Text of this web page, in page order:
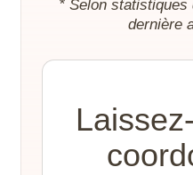
* Selon statistiques
dernière